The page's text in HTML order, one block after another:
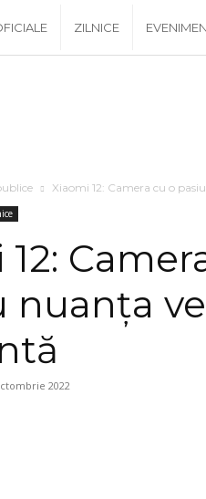
ZILNICE
Xiaomi 12: Camera cu o
12:
nuanţa
2022